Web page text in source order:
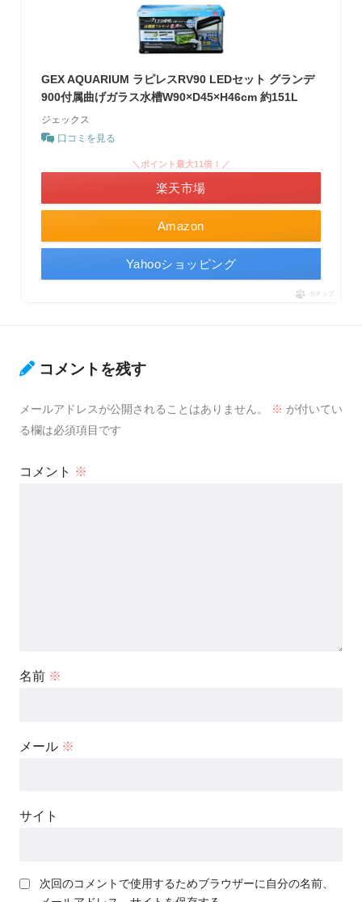
GEX AQUARIUM ラピレスRV90 LEDセット グランデ
900付属曲げガラス水槽W90×D45×H46cm 約151L
ジェックス
口コミを見る
Amazon
＼ポイント最大11倍！／
楽天市場
Yahooショッピング
ポチップ
コメントを残す
メールアドレスが公開されることはありません。 ※ が付いてい
る欄は必須項目です
コメント ※
名前 ※
メール ※
サイト
次回のコメントで使用するためブラウザーに自分の名前、